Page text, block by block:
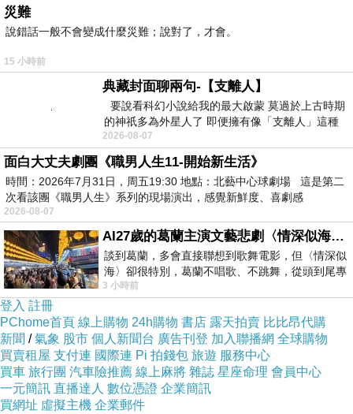
災難
說錯話一般不會變成什麼災難；說對了，才會。
15 小時前
典藏封面聊兩句-【支離人】
要說看科幻小說給我的最大啟蒙 莫過於上古時期
的神祇多為外星人了 即便擁有像「支離人」這種
驚世駭俗的神通法門 也未必讀
2026-08-07
面白大丈夫劇團《職男人生11-開始新生活》
時間：2026年7月31日，周五19:30 地點：北藝中心球劇場 這是第二
次看該團《職男人生》系列的現場演出，感覺新鮮度、喜劇感
2026-08-07
AI27歲的葛蘭主演文藝悲劇〈情深似海〉 #戀上老電影 #葛蘭 #粟子
談到葛蘭，多會直接聯想到歌舞電影，但〈情深似
海〉卻很特別，葛蘭不唱歌、不跳舞，從頭到尾專
心演戲。拍攝期間，經常工作超過12個鐘
3 小時前
登入 註冊
PChome首頁 線上購物 24h購物 書店 露天拍賣 比比昂代購
新聞 /氣象 股市 個人新聞台 廣告刊登 加入聯播網 全球購物
買賣租屋 支付連 國際連 Pi 拍錢包 旅遊 服務中心
買車 旅行團 汽車險推薦 線上麻將 雜誌 星座命理 會員中心
一元簡訊 直播達人 數位憑證 企業簡訊
買網址 虛擬主機 企業郵件